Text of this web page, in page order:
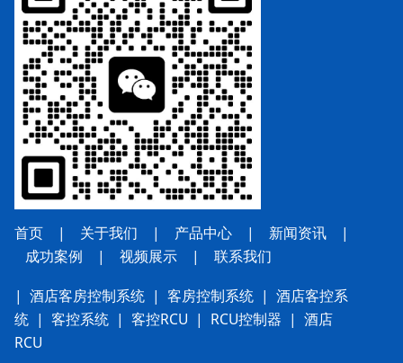
首页| 关于我们 | 产品中心 | 新闻资讯|
成功案例 | 视频展示| 联系我们
| 酒店客房控制系统| 客房控制系统| 酒店客控系
统| 客控系统 | 客控RCU | RCU控制器 | 酒店
RCU